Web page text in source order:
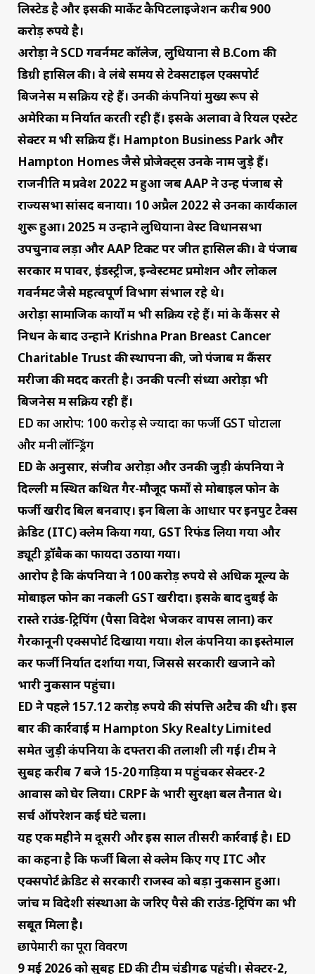
लिस्टेड है और इसकी मार्केट कैपिटलाइजेशन करीब 900
करोड़ रुपये है।
अरोड़ा ने SCD गवर्नमेंट कॉलेज, लुधियाना से B.Com की
डिग्री हासिल की। वे लंबे समय से टेक्सटाइल एक्सपोर्ट
बिजनेस में सक्रिय रहे हैं। उनकी कंपनियां मुख्य रूप से
अमेरिका में निर्यात करती रही हैं। इसके अलावा वे रियल एस्टेट
सेक्टर में भी सक्रिय हैं। Hampton Business Park और
Hampton Homes जैसे प्रोजेक्ट्स उनके नाम जुड़े हैं।
राजनीति में प्रवेश 2022 में हुआ जब AAP ने उन्हें पंजाब से
राज्यसभा सांसद बनाया। 10 अप्रैल 2022 से उनका कार्यकाल
शुरू हुआ। 2025 में उन्होंने लुधियाना वेस्ट विधानसभा
उपचुनाव लड़ा और AAP टिकट पर जीत हासिल की। वे पंजाब
सरकार में पावर, इंडस्ट्रीज, इन्वेस्टमेंट प्रमोशन और लोकल
गवर्नमेंट जैसे महत्वपूर्ण विभाग संभाल रहे थे।
अरोड़ा सामाजिक कार्यों में भी सक्रिय रहे हैं। मां के कैंसर से
निधन के बाद उन्होंने Krishna Pran Breast Cancer
Charitable Trust की स्थापना की, जो पंजाब में कैंसर
मरीजों की मदद करती है। उनकी पत्नी संध्या अरोड़ा भी
बिजनेस में सक्रिय रही हैं।
ED का आरोप: 100 करोड़ से ज्यादा का फर्जी GST घोटाला
और मनी लॉन्ड्रिंग
ED के अनुसार, संजीव अरोड़ा और उनकी जुड़ी कंपनियों ने
दिल्ली में स्थित कथित गैर-मौजूद फर्मों से मोबाइल फोन के
फर्जी खरीद बिल बनवाए। इन बिलों के आधार पर इनपुट टैक्स
क्रेडिट (ITC) क्लेम किया गया, GST रिफंड लिया गया और
ड्यूटी ड्रॉबैक का फायदा उठाया गया।
आरोप है कि कंपनियों ने 100 करोड़ रुपये से अधिक मूल्य के
मोबाइल फोन का नकली GST खरीदा। इसके बाद दुबई के
रास्ते राउंड-ट्रिपिंग (पैसा विदेश भेजकर वापस लाना) कर
गैरकानूनी एक्सपोर्ट दिखाया गया। शेल कंपनियों का इस्तेमाल
कर फर्जी निर्यात दर्शाया गया, जिससे सरकारी खजाने को
भारी नुकसान पहुंचा।
ED ने पहले 157.12 करोड़ रुपये की संपत्ति अटैच की थी। इस
बार की कार्रवाई में Hampton Sky Realty Limited
समेत जुड़ी कंपनियों के दफ्तरों की तलाशी ली गई। टीम ने
सुबह करीब 7 बजे 15-20 गाड़ियों में पहुंचकर सेक्टर-2
आवास को घेर लिया। CRPF के भारी सुरक्षा बल तैनात थे।
सर्च ऑपरेशन कई घंटे चला।
यह एक महीने में दूसरी और इस साल तीसरी कार्रवाई है। ED
का कहना है कि फर्जी बिलों से क्लेम किए गए ITC और
एक्सपोर्ट क्रेडिट से सरकारी राजस्व को बड़ा नुकसान हुआ।
जांच में विदेशी संस्थाओं के जरिए पैसे की राउंड-ट्रिपिंग का भी
सबूत मिला है।
छापेमारी का पूरा विवरण
9 मई 2026 को सुबह ED की टीम चंडीगढ़ पहुंची। सेक्टर-2,